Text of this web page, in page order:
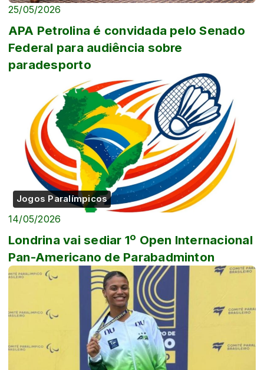
25/05/2026
APA Petrolina é convidada pelo Senado
Federal para audiência sobre
paradesporto
Jogos Paralímpicos
14/05/2026
Londrina vai sediar 1º Open Internacional
Pan-Americano de Parabadminton